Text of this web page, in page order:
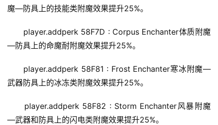
魔—防具上的技能类附魔效果提升25%。
player.addperk 58F7D : Corpus Enchanter体质附魔
—防具上的命魔耐附魔效果提升25%。
player.addperk 58F81 : Frost Enchanter寒冰附魔—
武器防具上的冰冻类附魔效果提升25%。
player.addperk 58F82 : Storm Enchanter风暴附魔
—武器和防具上的闪电类附魔效果提升25%。